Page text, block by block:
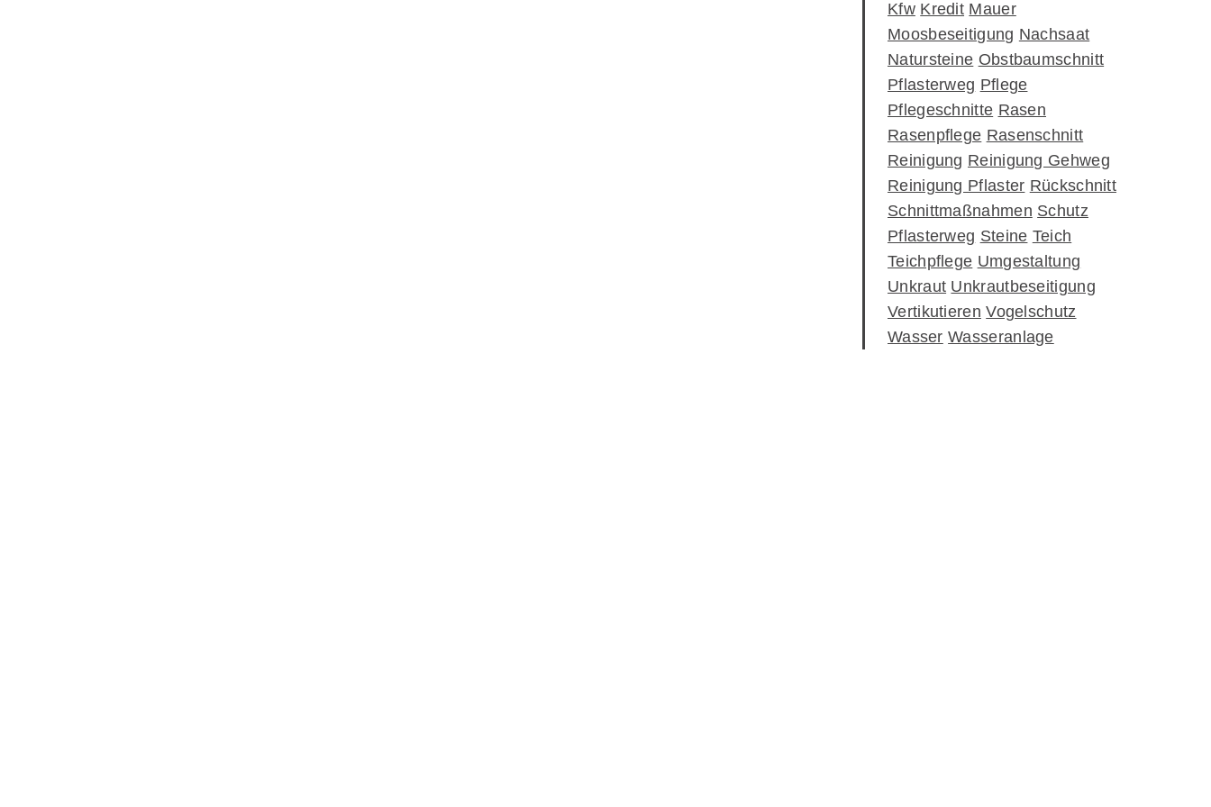
Kfw Kredit Mauer
Moosbeseitigung Nachsaat
Natursteine Obstbaumschnitt
Pflasterweg Pflege
Pflegeschnitte Rasen
Rasenpflege Rasenschnitt
Reinigung Reinigung Gehweg
Reinigung Pflaster Rückschnitt
Schnittmaßnahmen Schutz
Pflasterweg Steine Teich
Teichpflege Umgestaltung
Unkraut Unkrautbeseitigung
Vertikutieren Vogelschutz
Wasser Wasseranlage